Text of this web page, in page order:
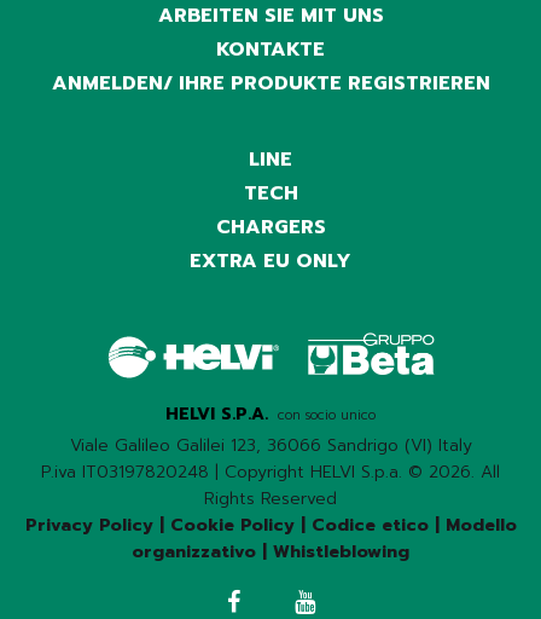
ARBEITEN SIE MIT UNS
KONTAKTE
ANMELDEN/ IHRE PRODUKTE REGISTRIEREN
LINE
TECH
CHARGERS
EXTRA EU ONLY
HELVI S.P.A. con socio unico
Viale Galileo Galilei 123, 36066 Sandrigo (VI) Italy
P.iva IT03197820248 | Copyright HELVI S.p.a. © 2026. All
Rights Reserved
Privacy Policy| Cookie Policy| Codice etico| Modello
organizzativo
Whistleblowing